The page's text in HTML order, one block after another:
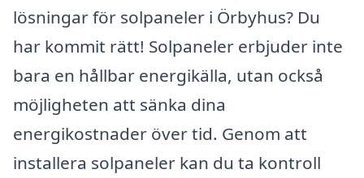
lösningar för solpaneler i Örbyhus? Du
har kommit rätt! Solpaneler erbjuder inte
bara en hållbar energikälla, utan också
möjligheten att sänka dina
energikostnader över tid. Genom att
installera solpaneler kan du ta kontroll